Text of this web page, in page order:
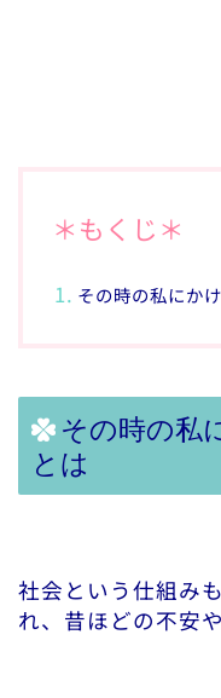
＊もくじ＊
その時の私にか
その時の私
とは
社会という仕組み
れ、昔ほどの不安